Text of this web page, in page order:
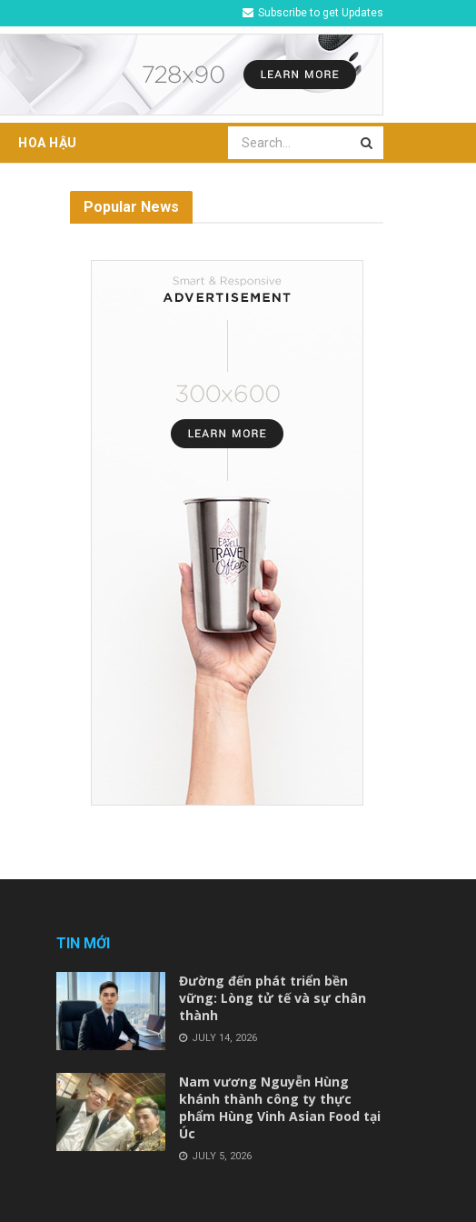
Subscribe to get Updates
HOA HẬU
Popular News
TIN MỚI
Đường đến phát triển bền
vững: Lòng tử tế và sự chân
thành
JULY 14, 2026
Nam vương Nguyễn Hùng
khánh thành công ty thực
phẩm Hùng Vinh Asian Food tại
Úc
JULY 5, 2026